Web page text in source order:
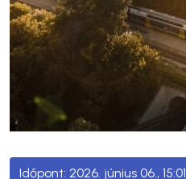
2026. június 06., 15:01